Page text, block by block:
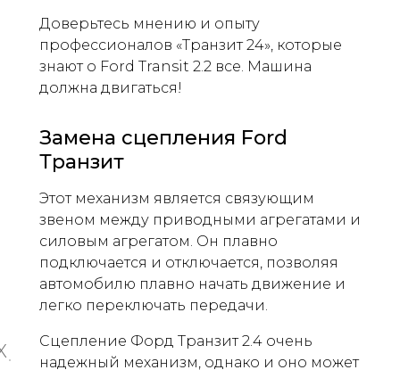
Доверьтесь мнению и опыту
профессионалов «Транзит 24», которые
знают о Ford Transit 2.2 все. Машина
должна двигаться!
Замена сцепления Ford
Транзит
Этот механизм является связующим
звеном между приводными агрегатами и
силовым агрегатом. Он плавно
подключается и отключается, позволяя
автомобилю плавно начать движение и
легко переключать передачи.
Сцепление Форд Транзит 2.4 очень
надежный механизм, однако и оно может